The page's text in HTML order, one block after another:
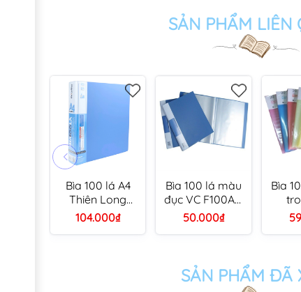
SẢN PHẨM LIÊN
Bìa 100 lá A4
Thiên Long
Flexoffice FO-
104.000₫
Bìa 100 lá màu
đục VC F100AD
A4 mỏng
50.000₫
Bìa
SẢN PHẨM ĐÃ